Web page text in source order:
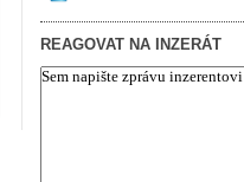
REAGOVAT NA INZERÁT